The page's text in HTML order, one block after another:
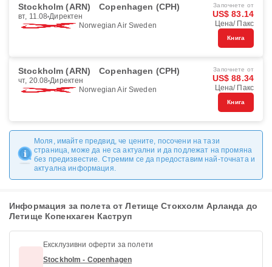
Stockholm (ARN) Copenhagen (CPH)
вт, 11.08 Директен
Norwegian Air Sweden
Започнете от
US$ 83.14
Цена/ Пакс
Книга
Stockholm (ARN) Copenhagen (CPH)
чт, 20.08 Директен
Norwegian Air Sweden
Започнете от
US$ 88.34
Цена/ Пакс
Книга
Моля, имайте предвид, че цените, посочени на тази
страница, може да не са актуални и да подлежат на промяна
без предизвестие. Стремим се да предоставим най-точната и
актуална информация.
Информация за полета от Летище Стокхолм Арланда до
Летище Копенхаген Каструп
Ексклузивни оферти за полети
Stockholm - Copenhagen